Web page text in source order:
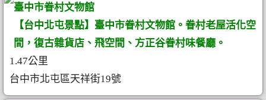
臺中市眷村文物館
【台中北屯景點】臺中市眷村文物館。眷村老屋活化空
間，復古雜貨店、飛空間、方正谷眷村味餐廳。
1.47公里
台中市北屯區天祥街19號